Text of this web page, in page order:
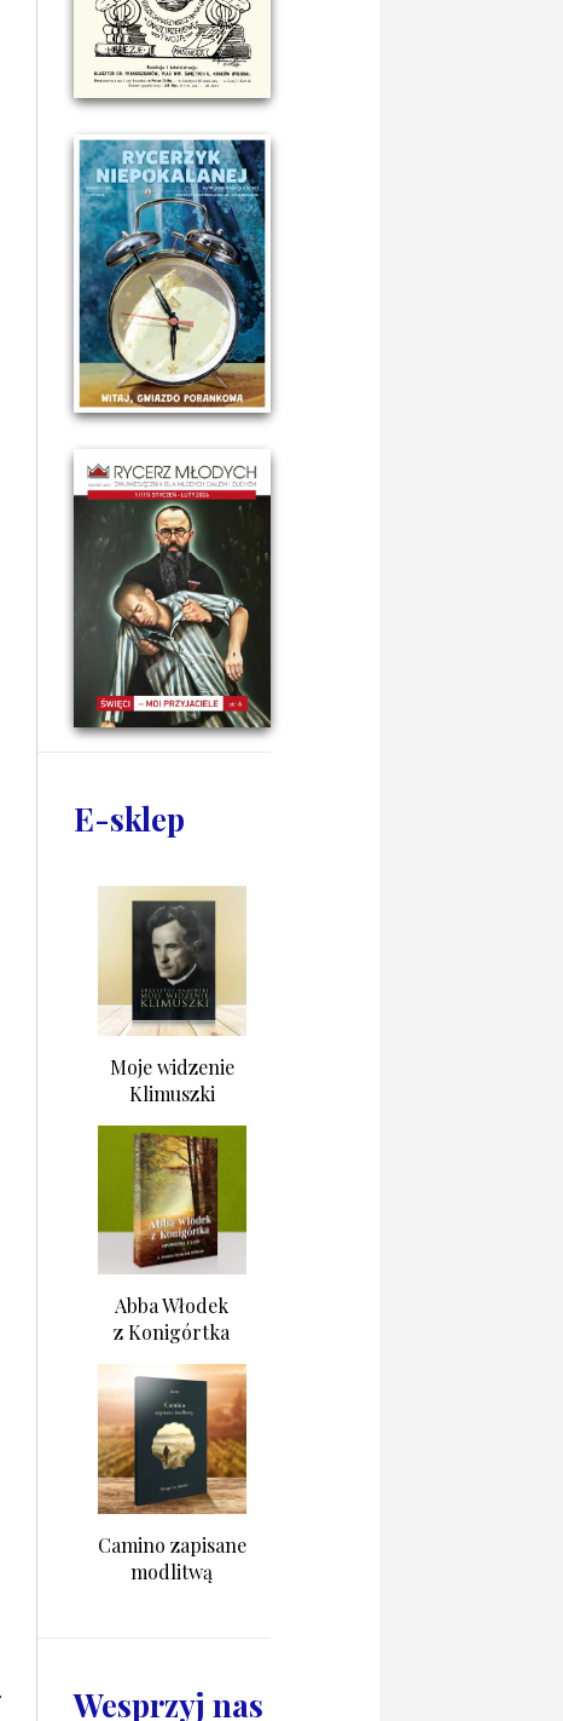
E-sklep
Moje widzenie
Klimuszki
Abba Włodek
z Konigórtka
Camino zapisane
modlitwą
Wesprzyj nas